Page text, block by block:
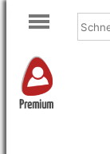
Premium